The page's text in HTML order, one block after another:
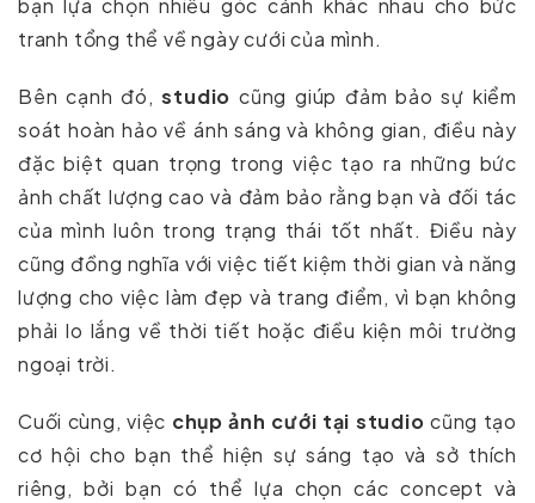
bạn lựa chọn nhiều góc cảnh khác nhau cho bức
tranh tổng thể về ngày cưới của mình.
Bên cạnh đó,studio cũng giúp đảm bảo sự kiểm
soát hoàn hảo về ánh sáng và không gian, điều này
đặc biệt quan trọng trong việc tạo ra những bức
ảnh chất lượng cao và đảm bảo rằng bạn và đối tác
của mình luôn trong trạng thái tốt nhất. Điều này
cũng đồng nghĩa với việc tiết kiệm thời gian và năng
lượng cho việc làm đẹp và trang điểm, vì bạn không
phải lo lắng về thời tiết hoặc điều kiện môi trường
ngoại trời.
Cuối cùng, việc chụp ảnh cưới tại studio cũng tạo
cơ hội cho bạn thể hiện sự sáng tạo và sở thích
riêng, bởi bạn có thể lựa chọn các concept và